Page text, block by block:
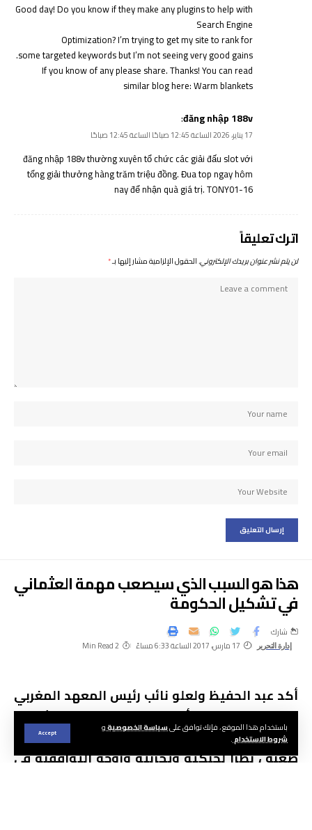
باستخدام هذا الموقع ، فإنك توافق علىسياسة الخصوصيةو
شروط الاستخدام.
Accept
Good day! Do you know if they make any plugins to help with
Search Engine
Optimization? I’m trying to get my site to rank for
some targeted keywords but I’m not seeing very good gains.
If you know of any please share. Thanks! You can read
similar blog here:Warm blankets
đăng nhập 188v
:
17 يناير، 2026 الساعة 12:45 صباحًا الساعة 12:45 صباحًا
đăng nhập 188vthường xuyên tổ chức các giải đấu slot với
tổng giải thưởng hàng trăm triệu đồng. Đua top ngay hôm
nay để nhận quà giá trị. TONY01-16
اترك تعليقاً
لن يتم نشر عنوان بريدك الإلكتروني.الحقول الإلزامية مشار إليها بـ*
هذا هو السبب الذي سيصعب مهمة العثماني
في تشكيل الحكومة
إدارة التحرير 17 مارس، 2017 الساعة 6:33 مساءً 2 Min Read
شارك
أكد عبد الحفيظ ولعلو نائب رئيس المعهد المغربي
للعلاقات الدولية ، أن مهمة سعد الدين العثماني
المتعلقة بتشكيل الحكومة الجديدة ، لن تكون
صعبة ، نظرا لحنكته وتجربته وروحه التوافقية في